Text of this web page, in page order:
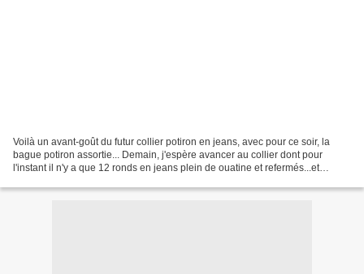
Voilà un avant-goût du futur collier potiron en jeans, avec pour ce soir, la
bague potiron assortie... Demain, j'espère avancer au collier dont pour
l'instant il n'y a que 12 ronds en jeans plein de ouatine et refermés...et